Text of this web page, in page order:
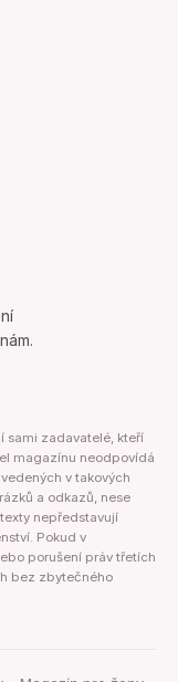
sami zadavatelé, kteří
magazínu neodpovídá
v takových
a odkazů, nese
nepředstavují
Pokud v
porušení práv třetích
bez zbytečného